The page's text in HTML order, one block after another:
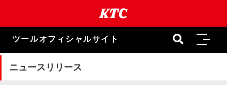
ま
キ
ツールオフィシャルサイト
ニュースリリース